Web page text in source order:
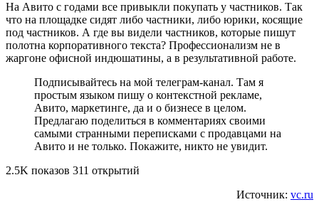
На Авито с годами все привыкли покупать у частников. Так
что на площадке сидят либо частники, либо юрики, косящие
под частников. А где вы видели частников, которые пишут
полотна корпоративного текста? Профессионализм не в
жаргоне офисной индюшатины, а в результативной работе.
Подписывайтесь на мой телеграм-канал. Там я
простым языком пишу о контекстной рекламе,
Авито, маркетинге, да и о бизнесе в целом.
Предлагаю поделиться в комментариях своими
самыми странными переписками с продавцами на
Авито и не только. Покажите, никто не увидит.
2.5K показов 311 открытий
Источник: vc.ru